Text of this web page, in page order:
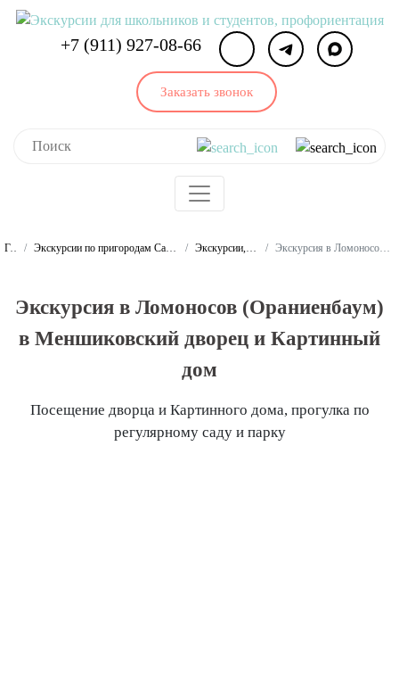
+7 (911) 927-08-66
Заказать звонок
Главная Экскурсии по пригородам Санкт-Петербурга и Ленинградской области для школьников и студентов Экскурсии, программы и квесты в Ломоносове Экскурсия в Ломоносов (Ораниенбаум) в Меншиковский дворец и Картинный дом
Экскурсия в Ломоносов (Ораниенбаум)
в Меншиковский дворец и Картинный
дом
Посещение дворца и Картинного дома, прогулка по
регулярному саду и парку